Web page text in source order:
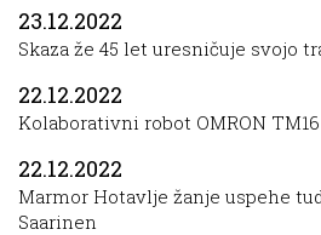
23.12.2022
Skaza že 45 let uresničuje svojo
22.12.2022
Kolaborativni robot OMRON
22.12.2022
Marmor Hotavlje žanje uspehe
Saarinen